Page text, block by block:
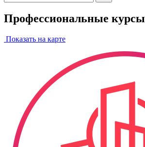
Профессиональные курсы
Показать на карте